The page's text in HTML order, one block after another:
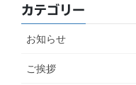
カテゴリー
お知らせ
ご挨拶